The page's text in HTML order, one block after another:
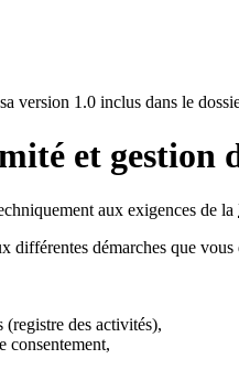
version 1.0 inclus dans le
et gestion
aux exigences de la
différentes démarches que vous
(registre des activités),
consentement,